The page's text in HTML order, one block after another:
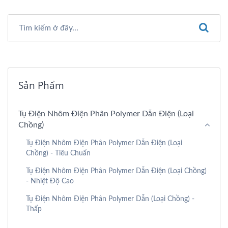
Sản Phẩm
Tụ Điện Nhôm Điện Phân Polymer Dẫn Điện (loại
Chồng)
Tụ Điện Nhôm Điện Phân Polymer Dẫn Điện (loại
Chồng) - Tiêu Chuẩn
Tụ Điện Nhôm Điện Phân Polymer Dẫn Điện (Loại Chồng)
- Nhiệt Độ Cao
Tụ Điện Nhôm Điện Phân Polymer Dẫn (Loại Chồng) -
Thấp